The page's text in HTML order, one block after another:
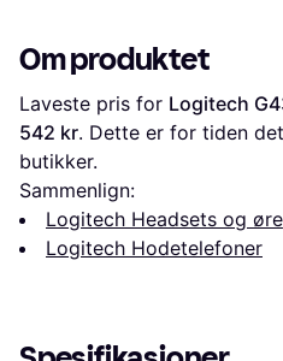
Om produktet
Laveste pris for Logitech
542 kr. Dette er for tiden
butikker.
Sammenlign:
Logitech Headsets og
Logitech Hodetelefoner